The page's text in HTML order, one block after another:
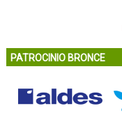
PATROCINIO BRONCE